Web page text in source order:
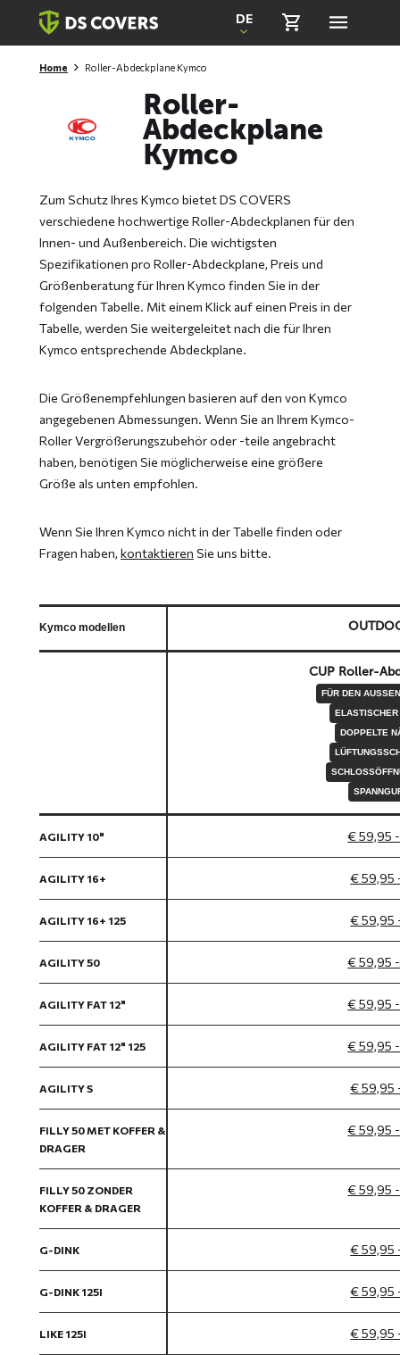
Skiplinks
DE
Home Roller-Abdeckplane Kymco
Roller-
Abdeckplane
Kymco
Zum Schutz Ihres Kymco bietet DS COVERS
verschiedene hochwertige Roller-Abdeckplanen für den
Innen- und Außenbereich. Die wichtigsten
Spezifikationen pro Roller-Abdeckplane, Preis und
Größenberatung für Ihren Kymco finden Sie in der
folgenden Tabelle. Mit einem Klick auf einen Preis in der
Tabelle, werden Sie weitergeleitet nach die für Ihren
Kymco entsprechende Abdeckplane.
Die Größenempfehlungen basieren auf den von Kymco
angegebenen Abmessungen. Wenn Sie an Ihrem Kymco-
Roller Vergrößerungszubehör oder -teile angebracht
haben, benötigen Sie möglicherweise eine größere
Größe als unten empfohlen.
Wenn Sie Ihren Kymco nicht in der Tabelle finden oder
Fragen haben, kontaktieren Sie uns bitte.
Kymco modellen
CUP Roller-
FÜR DEN
DOPPELTE
AGILITY 10" € 59,95
AGILITY 16+ € 59,95
AGILITY 16+ 125 € 59,95
AGILITY 50 € 59,95
AGILITY FAT 12" € 59,95
AGILITY FAT 12" 125 € 59,95
AGILITY S € 59,95
FILLY 50 MET KOFFER &
DRAGER
€ 59,95
FILLY 50 ZONDER
KOFFER & DRAGER
€ 59,95
G-DINK € 59,95
G-DINK 125I € 59,95
LIKE 125I € 59,95